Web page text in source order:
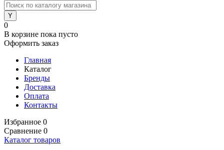
0
В корзине пока пусто
Оформить заказ
Главная
Каталог
Бренды
Доставка
Оплата
Контакты
Избранное 0
Сравнение 0
Каталог товаров